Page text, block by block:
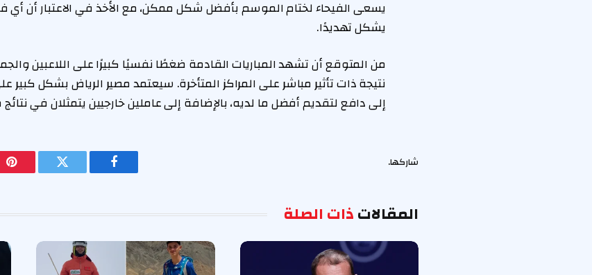
يسعى الفيحاء لختام الموسم بأفضل شكل ممكن، مع الأخذ في الاعتبار أن
يشكل تهديدًا.
من المتوقع أن تشهد المباريات القادمة ضغطًا نفسيًا كبيرًا على اللاعبين
نتيجة ذات تأثير مباشر على المراكز المتأخرة. سيعتمد مصير الرياض بشكل
إلى دافع لتقديم أفضل ما لديه، بالإضافة إلى عاملين خارجيين يتمثلان في
شاركها.
فيسبوك تويتر
المقالاتذات الصلة